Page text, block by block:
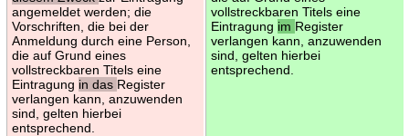
angemeldet werden; die
Vorschriften, die bei der
Anmeldung durch eine Person,
die auf Grund eines
vollstreckbaren Titels eine
Eintragung in das Register
verlangen kann, anzuwenden
sind, gelten hierbei
entsprechend.
vollstreckbaren Titels eine
Eintragung im Register
verlangen kann, anzuwenden
sind, gelten hierbei
entsprechend.